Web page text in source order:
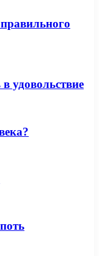
удовольствие